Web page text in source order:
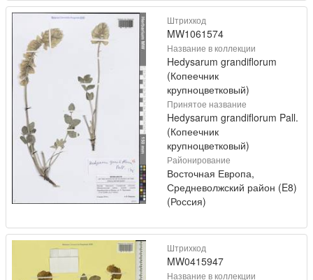
Штрихкод
MW1061574
Название в коллекции
Hedysarum grandiflorum
(Копеечник
крупноцветковый)
Принятое название
Hedysarum grandiflorum Pall.
(Копеечник
крупноцветковый)
Районирование
Восточная Европа,
Средневолжский район (E8)
(Россия)
Штрихкод
MW0415947
Название в коллекции